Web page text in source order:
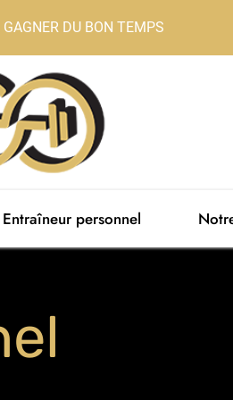
DU BON TEMPS
Entraîneur personnel